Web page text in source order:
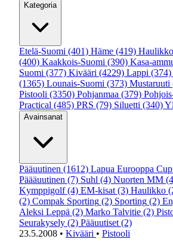
Kategoria
Etelä-Suomi (401) Häme (419) Haulikko
(400) Kaakkois-Suomi (390) Kasa-
Suomi (377) Kivääri (4229) Lappi (374)
(1365) Lounais-Suomi (373) Mustaruuti
Pistooli (3350) Pohjanmaa (379)
Practical (485) PRS (79) Siluetti (340)
Avainsanat
Pääuutinen (1612) Lapua Eurooppa Cup
Päääuutinen (7) Suhl (4) Nuorten MM
Kymppigolf (4) EM-kisat (3) Haulikko
(2) Compak Sporting (2) Sporting (2)
Aleksi Leppä (2) Marko Talvitie (2)
Seurakysely (2) Pääuutiset (2)
23.5.2008 • Kivääri • Pistooli